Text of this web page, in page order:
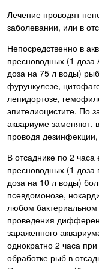
Лечение проводят
заболевании, или в
Непосредственно в
пресноводных (1 доза
доза на 75 л воды)
фурункулезе,
лепидортозе,
эпителиоцистите. По
аквариуме заменяют,
проводя
В отсаднике по 2
пресноводных (1 доза
доза на 10 л воды)
псевдомонозе,
любом бактериальном
проведения
зараженного
однократно 2 часа
обработке рыб в